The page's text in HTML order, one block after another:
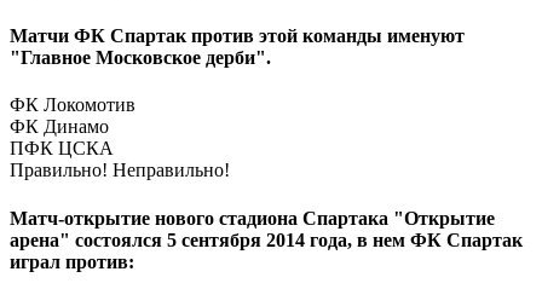
Матчи ФК Спартак против этой команды именуют
"Главное Московское дерби".
ФК Локомотив
ФК Динамо
ПФК ЦСКА
Правильно! Неправильно!
Матч-открытие нового стадиона Спартака "Открытие
арена" состоялся 5 сентября 2014 года, в нем ФК Спартак
играл против: